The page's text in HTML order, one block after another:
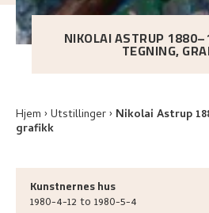
NIKOLAI ASTRUP
TEGNING,
Hjem Utstillinger Nikolai Astrup
grafikk
Kunstnernes hus
1980-4-12 to 1980-5-4